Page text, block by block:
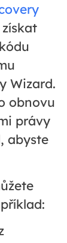
Wizard.
obnovu
právy
abyste